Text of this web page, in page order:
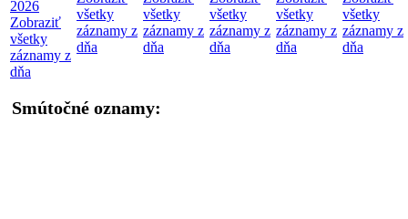
2026
Zobraziť
všetky
záznamy z
dňa
všetky
záznamy z
dňa
všetky
záznamy z
dňa
všetky
záznamy z
dňa
všetky
záznamy z
dňa
všetky
záznamy z
dňa
Smútočné oznamy: